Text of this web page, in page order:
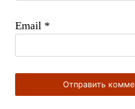
Email *